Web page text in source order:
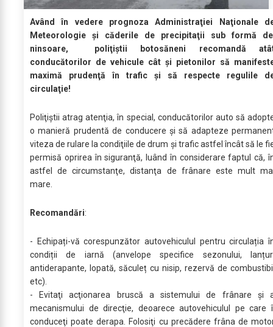
Având în vedere prognoza Administraţiei Naţionale
Meteorologie şi căderile de precipitaţii sub formă
ninsoare, poliţiştii botosăneni recomandă
conducătorilor de vehicule cât şi pietonilor să
maximă prudenţă în trafic şi să respecte regulile
circulaţie!
Poliţiştii atrag atenţia, în special, conducătorilor auto să
o manieră prudentă de conducere şi să adapteze
viteza de rulare la condiţiile de drum şi trafic astfel încât să le
permisă oprirea în siguranţă, luând în considerare faptul că,
astfel de circumstanţe, distanţa de frânare este mult
mare.
Recomandări:
- Echipați-vă corespunzător autovehiculul pentru circulația
condiții de iarnă (anvelope specifice sezonului,
antiderapante, lopată, săculeț cu nisip, rezervă de
etc).
- Evitaţi acţionarea bruscă a sistemului de frânare şi
mecanismului de direcţie, deoarece autovehiculul pe care
conduceţi poate derapa. Folosiţi cu precădere frâna de